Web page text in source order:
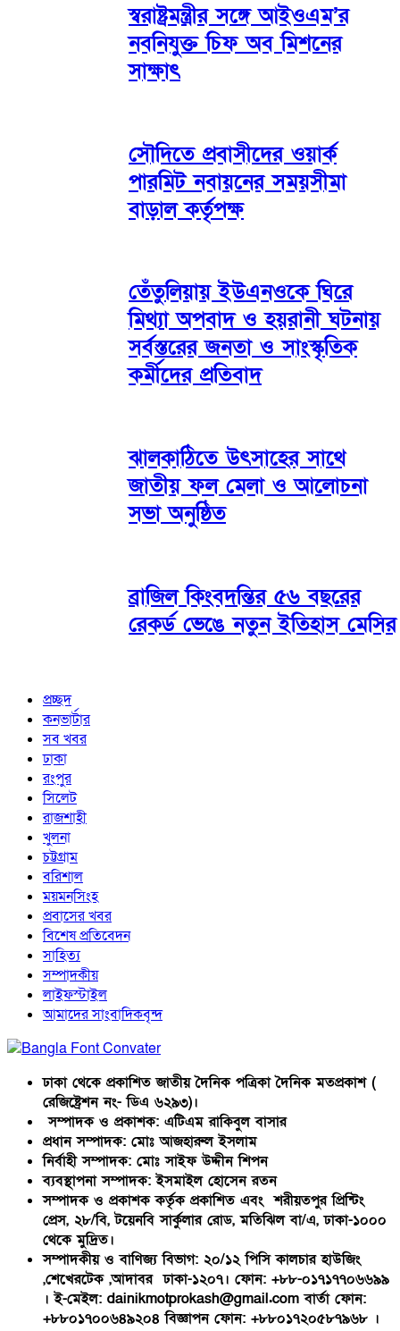
স্বরাষ্ট্রমন্ত্রীর সঙ্গে আইওএম’র
নবনিযুক্ত চিফ অব মিশনের
সাক্ষাৎ
সৌদিতে প্রবাসীদের ওয়ার্ক
পারমিট নবায়নের সময়সীমা
বাড়াল কর্তৃপক্ষ
তেঁতুলিয়ায় ইউএনওকে ঘিরে
মিথ্যা অপবাদ ও হয়রানী ঘটনায়
সর্বস্তরের জনতা ও সাংস্কৃতিক
কর্মীদের প্রতিবাদ
ঝালকাঠিতে উৎসাহের সাথে
জাতীয় ফল মেলা ও আলোচনা
সভা অনুষ্ঠিত
ব্রাজিল কিংবদন্তির ৫৬ বছরের
রেকর্ড ভেঙে নতুন ইতিহাস মেসির
প্রচ্ছদ
কনভার্টার
সব খবর
ঢাকা
রংপুর
সিলেট
রাজশাহী
খুলনা
চট্টগ্রাম
বরিশাল
ময়মনসিংহ
প্রবাসের খবর
বিশেষ প্রতিবেদন
সাহিত্য
সম্পাদকীয়
লাইফস্টাইল
আমাদের সাংবাদিকবৃন্দ
ঢাকা থেকে প্রকাশিত জাতীয় দৈনিক পত্রিকা দৈনিক মতপ্রকাশ (
রেজিষ্ট্রেশন নং- ডিএ ৬২৯৩)।
সম্পাদক ও প্রকাশক: এটিএম রাকিবুল বাসার
প্রধান সম্পাদক: মোঃ আজহারুল ইসলাম
নির্বাহী সম্পাদক: মোঃ সাইফ উদ্দীন শিপন
ব্যবস্থাপনা সম্পাদক: ইসমাইল হোসেন রতন
সম্পাদক ও প্রকাশক কর্তৃক প্রকাশিত এবং শরীয়তপুর প্রিন্টিং
প্রেস, ২৮/বি, টয়েনবি সার্কুলার রোড, মতিঝিল বা/এ, ঢাকা-১০০০
থেকে মুদ্রিত।
সম্পাদকীয় ও বাণিজ্য বিভাগ: ২০/১২ পিসি কালচার হাউজিং
,শেখেরটেক ,আদাবর ঢাকা-১২০৭। ফোন: +৮৮-০১৭১৭৭০৬৬৯৯
। ই-মেইল: dainikmotprokash@gmail.com বার্তা ফোন:
+৮৮০১৭০০৬৪৯২০৪ বিজ্ঞাপন ফোন: +৮৮০১৭২০৫৮৭৯৬৮ ।